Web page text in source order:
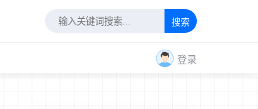
搜索
登录